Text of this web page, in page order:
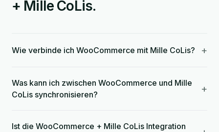
+ Mille CoLis.
Wie verbinde ich WooCommerce mit Mille CoLis? +
Was kann ich zwischen WooCommerce und Mille
CoLis synchronisieren?
+
Ist die WooCommerce + Mille CoLis Integration